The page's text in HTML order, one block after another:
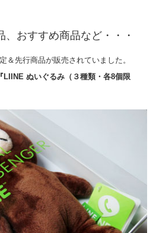
、おすすめ商品など・・・
＆先行商品が販売されていました。
『LIINE ぬいぐるみ（３種類・各8個限